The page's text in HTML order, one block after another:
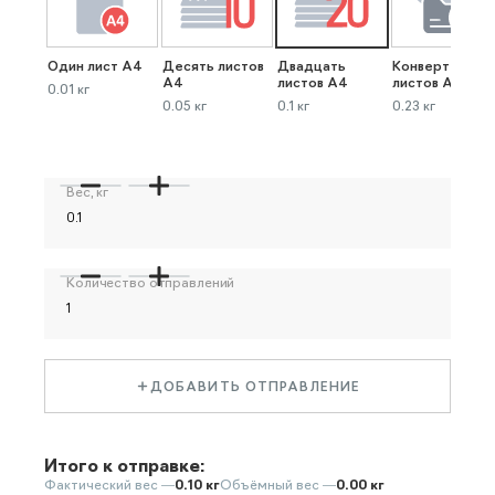
Один лист А4
0.01 кг
Десять листов
А4
0.05 кг
Двадцать
листов А4
0.1 кг
Конверт до 40
листов А4
0.23 кг
Вес, кг
Количество отправлений
ДОБАВИТЬ ОТПРАВЛЕНИЕ
Итого к отправке:
Фактический вес —0.10 кгОбъёмный вес —0.00 кг